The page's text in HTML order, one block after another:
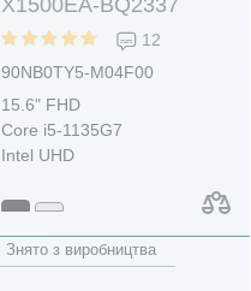
12
90NB0TY5-M04F00
15.6" FHD
Core i5-1135G7
Intel UHD
Знято з виробництва